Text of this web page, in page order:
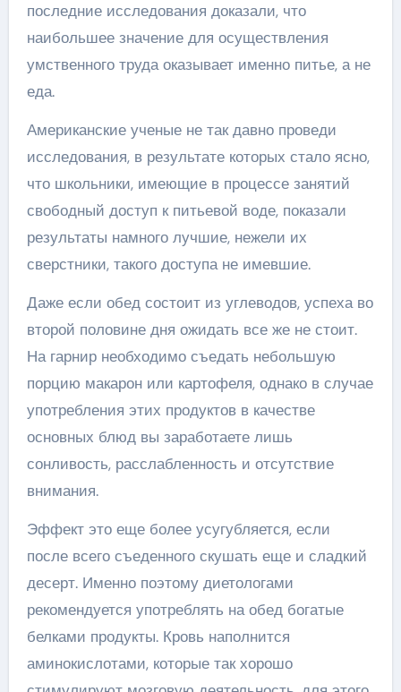
последние исследования доказали, что
наибольшее значение для осуществления
умственного труда оказывает именно питье, а не
еда.
Американские ученые не так давно проведи
исследования, в результате которых стало ясно,
что школьники, имеющие в процессе занятий
свободный доступ к питьевой воде, показали
результаты намного лучшие, нежели их
сверстники, такого доступа не имевшие.
Даже если обед состоит из углеводов, успеха во
второй половине дня ожидать все же не стоит.
На гарнир необходимо съедать небольшую
порцию макарон или картофеля, однако в случае
употребления этих продуктов в качестве
основных блюд вы заработаете лишь
сонливость, расслабленность и отсутствие
внимания.
Эффект это еще более усугубляется, если
после всего съеденного скушать еще и сладкий
десерт. Именно поэтому диетологами
рекомендуется употреблять на обед богатые
белками продукты. Кровь наполнится
аминокислотами, которые так хорошо